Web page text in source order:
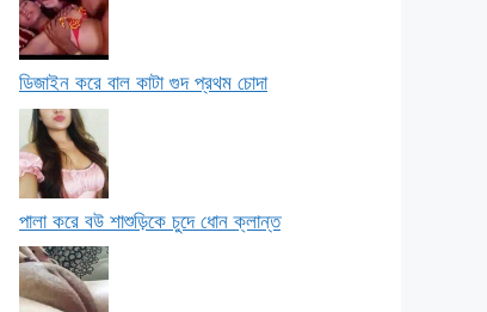
ডিজাইন করে বাল কাটা গুদ প্রথম চোদা
পালা করে বউ শাশুড়িকে চুদে ধোন ক্লান্ত